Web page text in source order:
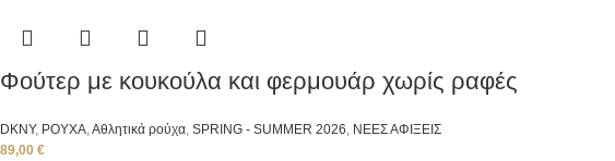
Φούτερ με κουκούλα και φερμουάρ χωρίς ραφές
DKNY, ΡΟΥΧΑ,Αθλητικά ρούχα, SPRING - SUMMER 2026, ΝΕΕΣ ΑΦΙΞΕΙΣ
89,00 €